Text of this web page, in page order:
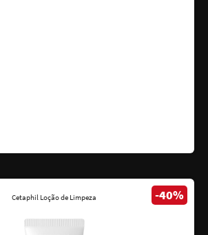
Cetaphil Loção de Limpeza -40%